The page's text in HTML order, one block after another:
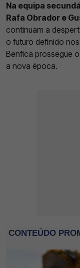
Na equipa
Rafa Obrador e
continuam a
o futuro definido
Benfica prossegue
a nova época.